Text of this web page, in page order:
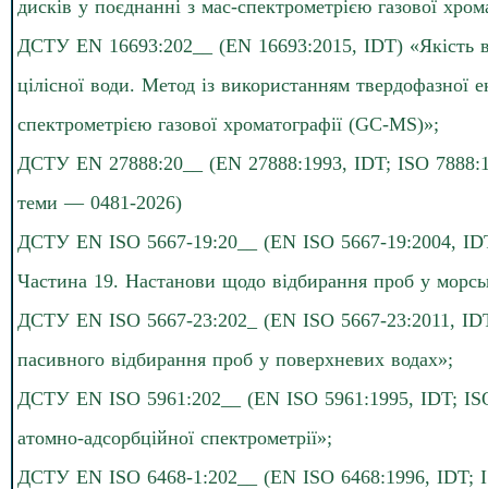
дисків у поєднанні з мас-спектрометрією газової
ДСТУ EN 16693:202__ (EN 16693:2015, IDT) «Якість
цілісної води. Метод із використанням твердофазної
спектрометрією газової хроматографії (GC-MS)»;
ДСТУ EN 27888:20__ (EN 27888:1993, IDT; ISO
теми — 0481-2026)
ДСТУ EN ISO 5667-19:20__ (EN ISO 5667-19:2004,
Частина 19. Настанови щодо відбирання проб у
ДСТУ EN ISO 5667-23:202_ (EN ISO 5667-23:2011,
пасивного відбирання проб у поверхневих водах»;
ДСТУ EN ISO 5961:202__ (EN ISO 5961:1995, IDT;
атомно-адсорбційної спектрометрії»;
ДСТУ EN ISO 6468-1:202__ (EN ISO 6468:1996, IDT;